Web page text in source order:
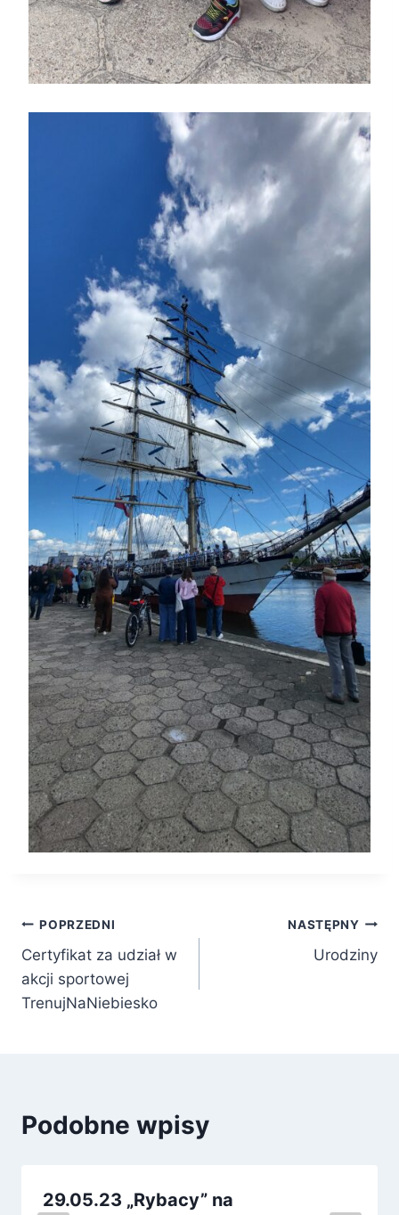
Nawigacja
wpisu
POPRZEDNI
Certyfikat za udział w
akcji sportowej
TrenujNaNiebiesko
NASTĘPNY
Urodziny
Podobne wpisy
29.05.23 „Rybacy” na